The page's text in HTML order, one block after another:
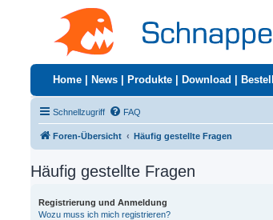
Home News Produkte Download
Schnellzugriff FAQ
Foren-Übersicht Häufig gestellte Fragen
Häufig gestellte Fragen
Registrierung und Anmeldung
Wozu muss ich mich registrieren?